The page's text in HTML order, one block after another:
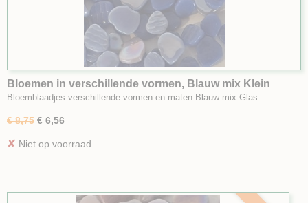
Bloemen in verschillende vormen, Blauw mix Klein
Bloemblaadjes verschillende vormen en maten Blauw mix Glas…
€ 8,75 € 6,56
✘ Niet op voorraad